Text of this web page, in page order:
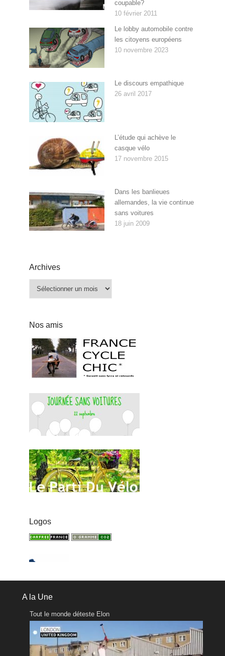
coupable?
10 février 2011
Le lobby automobile contre
les citoyens européens
10 novembre 2023
Le discours empathique
26 avril 2017
L’étude qui achève le
casque vélo
17 novembre 2015
Dans les banlieues
allemandes, la vie continue
sans voitures
18 juin 2009
Archives
Nos amis
Logos
A la Une
Tout le monde déteste Elon